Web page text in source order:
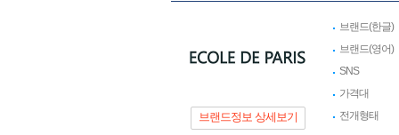
브랜드정보 상세보기
브랜드(한글)
브랜드(영어)
SNS
가격대
전개형태